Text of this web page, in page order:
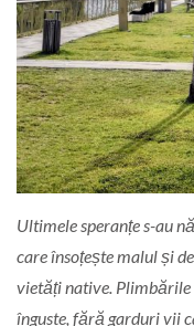
Ultimele speranțe s-au
care însoțește malul și
vietăți native. Plimbările
înguste, fără garduri vii